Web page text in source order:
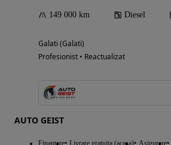
149 000 km Diesel
Galati (Galati)
Profesionist • Reactualizat
AUTO GEIST
Finantare Livrare gratuita (acasa) Asigurare